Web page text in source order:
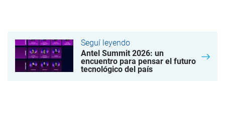
Seguí leyendo
Antel Summit 2026: un
encuentro para pensar el futuro
tecnológico del país